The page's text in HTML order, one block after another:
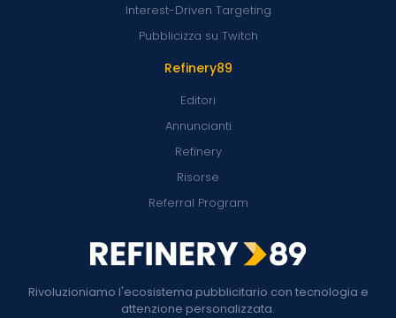
Rivoluzioniamo l'ecosistema pubblicitario con tecnologia e
attenzione personalizzata.
Refinery89
Editori
Annuncianti
Refinery
Risorse
Referral Program
Interest-Driven Targeting
Pubblicizza su Twitch